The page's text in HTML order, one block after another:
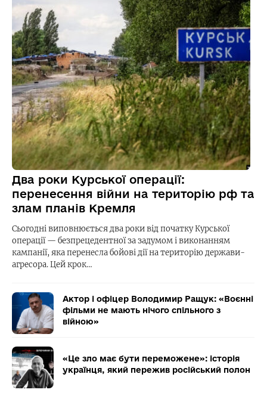
Два роки Курської операції:
перенесення війни на територію рф та
злам планів Кремля
Сьогодні виповнюється два роки від початку Курської
операції — безпрецедентної за задумом і виконанням
кампанії, яка перенесла бойові дії на територію держави-
агресора. Цей крок…
Актор і офіцер Володимир Ращук: «Воєнні
фільми не мають нічого спільного з
війною»
«Це зло має бути переможене»: історія
українця, який пережив російський полон